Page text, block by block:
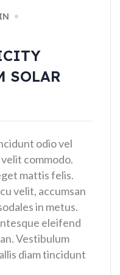
SOLAR
odio vel
commodo.
mattis felis.
velit, accumsan
in metus.
eleifend
Vestibulum
diam tincidunt